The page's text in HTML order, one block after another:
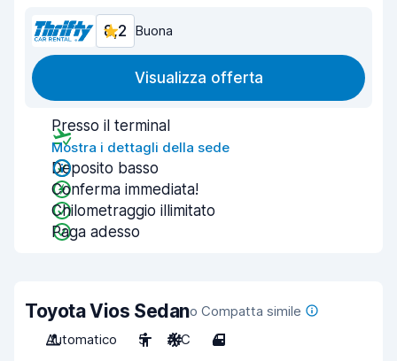
8,2 Buona
Visualizza offerta
Presso il terminal
Mostra i dettagli della sede
Deposito basso
Conferma immediata!
Chilometraggio illimitato
Paga adesso
Toyota Vios Sedano Compatta simile
Automatico
5 A/C 4